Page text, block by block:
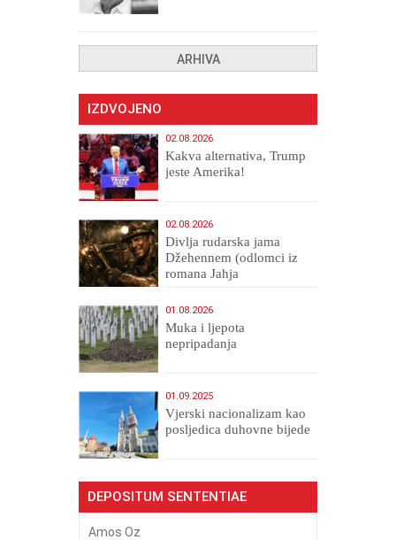
ARHIVA
IZDVOJENO
02.08.2026
Kakva alternativa, Trump
jeste Amerika!
02.08.2026
Divlja rudarska jama
Džehennem (odlomci iz
romana Jahja
01.08.2026
Muka i ljepota
nepripadanja
01.09.2025
​Vjerski nacionalizam kao
posljedica duhovne bijede
DEPOSITUM SENTENTIAE
Amos Oz